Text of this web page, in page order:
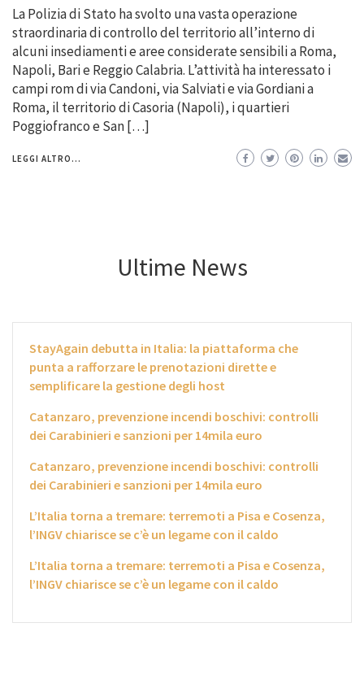
La Polizia di Stato ha svolto una vasta operazione
straordinaria di controllo del territorio all’interno di
alcuni insediamenti e aree considerate sensibili a Roma,
Napoli, Bari e Reggio Calabria. L’attività ha interessato i
campi rom di via Candoni, via Salviati e via Gordiani a
Roma, il territorio di Casoria (Napoli), i quartieri
Poggiofranco e San […]
LEGGI ALTRO...
Ultime News
StayAgain debutta in Italia: la piattaforma che
punta a rafforzare le prenotazioni dirette e
semplificare la gestione degli host
Catanzaro, prevenzione incendi boschivi: controlli
dei Carabinieri e sanzioni per 14mila euro
Catanzaro, prevenzione incendi boschivi: controlli
dei Carabinieri e sanzioni per 14mila euro
L’Italia torna a tremare: terremoti a Pisa e Cosenza,
l’INGV chiarisce se c’è un legame con il caldo
L’Italia torna a tremare: terremoti a Pisa e Cosenza,
l’INGV chiarisce se c’è un legame con il caldo